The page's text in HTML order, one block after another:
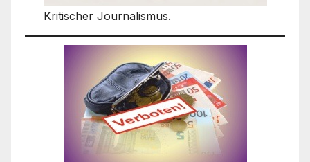
Kritischer Journalismus.